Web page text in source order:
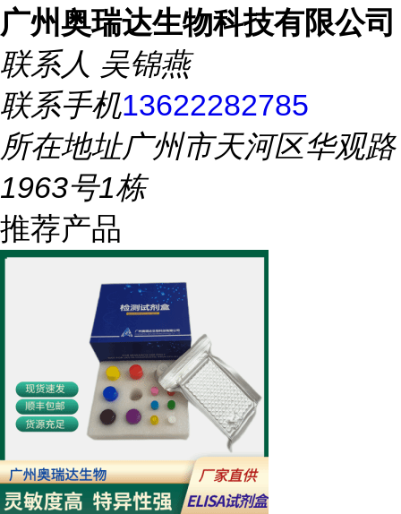
广州奥瑞达生物科技有限公司
联系人 吴锦燕
联系手机13622282785
所在地址广州市天河区华观路
1963号1栋
推荐产品